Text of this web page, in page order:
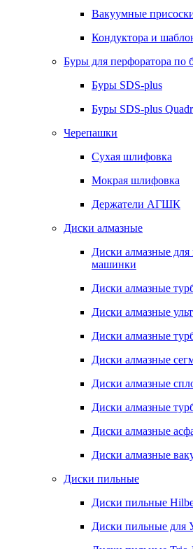
Вакуумные
Кондуктора и
Буры для перфоратора по
Буры SDS-plus
Буры SDS-plus
Черепашки
Сухая шлифовка
Мокрая шлифовка
Держатели АГШК
Диски алмазные
Диски алмазные для
машинки
Диски алмазные
Диски алмазные
Диски алмазные
Диски алмазные
Диски алмазные
Диски алмазные
Диски алмазные
Диски алмазные
Диски пильные
Диски пильные
Диски пильные